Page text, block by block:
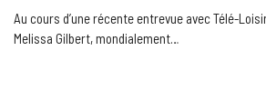
Au cours d’une récente entrevue avec Télé-
Melissa Gilbert, mondialement…